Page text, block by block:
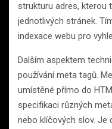
strukturu adres, kterou
jednotlivých stránek.
indexace webu pro
Dalším aspektem
používání meta tagů.
umístěné přímo do
specifikaci různých
nebo klíčových slov. Je